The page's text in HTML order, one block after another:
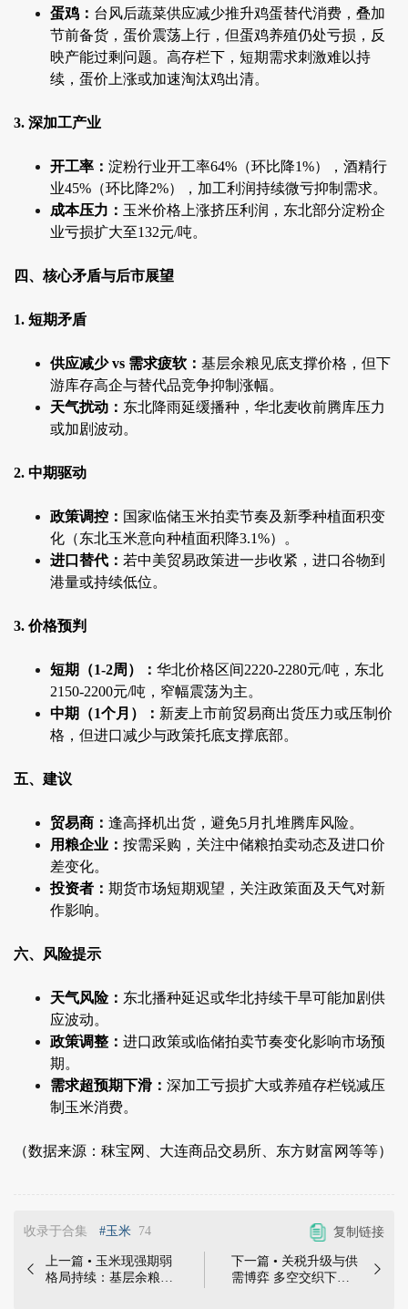
蛋鸡： 台风后蔬菜供应减少推升鸡蛋替代消费，叠加
节前备货，蛋价震荡上行，但蛋鸡养殖仍处亏损，反
映产能过剩问题。高存栏下，短期需求刺激难以持
续，蛋价上涨或加速淘汰鸡出清。
3. 深加工产业
开工率： 淀粉行业开工率64%（环比降1%），酒精行
业45%（环比降2%），加工利润持续微亏抑制需求。
成本压力： 玉米价格上涨挤压利润，东北部分淀粉企
业亏损扩大至132元/吨。
四、核心矛盾与后市展望
1. 短期矛盾
供应减少 vs 需求疲软： 基层余粮见底支撑价格，但下
游库存高企与替代品竞争抑制涨幅。
天气扰动： 东北降雨延缓播种，华北麦收前腾库压力
或加剧波动。
2. 中期驱动
政策调控： 国家临储玉米拍卖节奏及新季种植面积变
化（东北玉米意向种植面积降3.1%）。
进口替代： 若中美贸易政策进一步收紧，进口谷物到
港量或持续低位。
3. 价格预判
短期（1-2周）： 华北价格区间2220-2280元/吨，东北
2150-2200元/吨，窄幅震荡为主。
中期（1个月）： 新麦上市前贸易商出货压力或压制价
格，但进口减少与政策托底支撑底部。
五、建议
贸易商： 逢高择机出货，避免5月扎堆腾库风险。
用粮企业： 按需采购，关注中储粮拍卖动态及进口价
差变化。
投资者： 期货市场短期观望，关注政策面及天气对新
作影响。
六、风险提示
天气风险： 东北播种延迟或华北持续干旱可能加剧供
应波动。
政策调整： 进口政策或临储拍卖节奏变化影响市场预
期。
需求超预期下滑： 深加工亏损扩大或养殖存栏锐减压
制玉米消费。
（数据来源：秣宝网、大连商品交易所、东方财富网等等）
收录于合集 #玉米 74 复制链接

上一篇 • 玉米现强期弱
格局持续：基层余粮收
下一篇 • 关税升级与供
需博弈 多空交织下的
